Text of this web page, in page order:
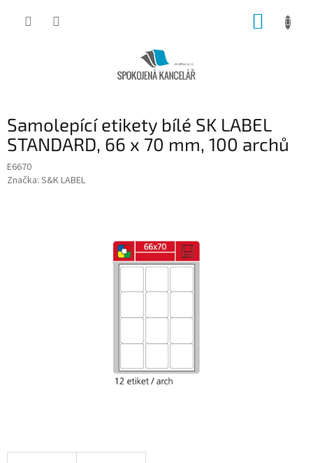
Samolepící etikety bílé SK LABEL
STANDARD, 66 x 70 mm, 100 archů
E6670
Značka: S&K LABEL